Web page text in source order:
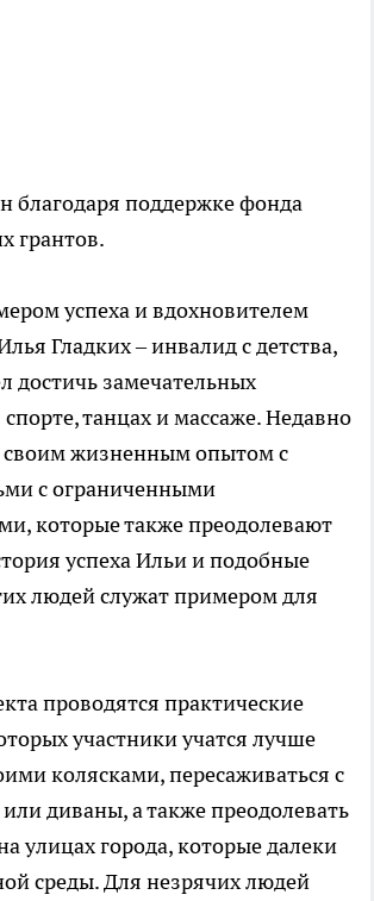
благодаря поддержке фонда
грантов.
успеха и вдохновителем
Гладких – инвалид с детства,
достичь замечательных
спорте, танцах и массаже. Недавно
своим жизненным опытом с
с ограниченными
которые также преодолевают
успеха Ильи и подобные
людей служат примером для
проводятся практические
участники учатся лучше
колясками, пересаживаться с
диваны, а также преодолевать
улицах города, которые далеки
среды. Для незрячих людей